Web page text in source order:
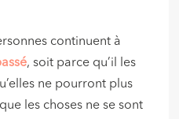
continuent à
, soit parce qu’il les
ne pourront plus
les choses ne se sont